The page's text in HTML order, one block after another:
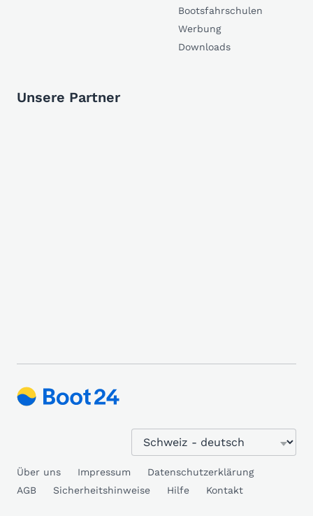
Bootsfahrschulen
Werbung
Downloads
Unsere Partner
Über uns Impressum
Datenschutzerklärung
AGB
Sicherheitshinweise Hilfe Kontakt